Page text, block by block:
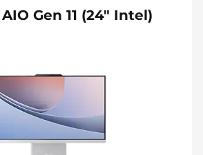
Gen 11 (24" Intel)